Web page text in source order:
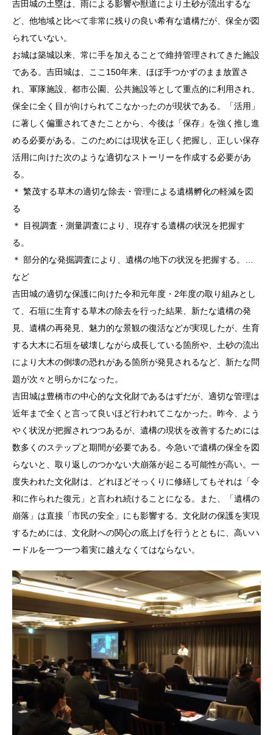
吉田城の土塁は、雨による影響や獣道により土砂が流出するな
ど、他地域と比べて非常に残りの良い希有な遺構だが、保全が図
られていない。
お城は築城以来、常に手を加えることで維持管理されてきた施設
である。吉田城は、ここ150年来、ほぼ手つかずのまま放置さ
れ、軍隊施設、都市公園、公共施設等として重点的に利用され、
保全に全く目が向けられてこなかったのが現状である。「活用」
に著しく偏重されてきたことから、今後は「保存」を強く推し進
める必要がある。このためには現状を正しく把握し、正しい保存
活用に向けた次のような適切なストーリーを作成する必要があ
る。
＊ 繁茂する草木の適切な除去・管理による遺構孵化の軽減を図
る
＊ 目視調査・測量調査により、現存する遺構の状況を把握す
る。
＊ 部分的な発掘調査により、遺構の地下の状況を把握する。…
など
吉田城の適切な保護に向けた令和元年度・2年度の取り組みとし
て、石垣に生育する草木の除去を行った結果、新たな遺構の発
見、遺構の再発見、魅力的な景観の復活などが実現したが、生育
する大木に石垣を破壊しながら成長している箇所や、土砂の流出
により大木の倒壊の恐れがある箇所が発見されるなど、新たな問
題が次々と明らかになった。
吉田城は豊橋市の中心的な文化財であるはずだが、適切な管理は
近年まで全くと言って良いほど行われてこなかった。昨今、よう
やく状況が把握されつつあるが、遺構の現状を改善するためには
数多くのステップと期間が必要である。今急いで遺構の保全を図
らないと、取り返しのつかない大崩落が起こる可能性が高い。一
度失われた文化財は、どれほどそっくりに修繕してもそれは「令
和に作られた復元」と言われ続けることになる。また、「遺構の
崩落」は直接「市民の安全」にも影響する。文化財の保護を実現
するためには、文化財への関心の底上げを行うとともに、高いハ
ードルを一つ一つ着実に越えなくてはならない。